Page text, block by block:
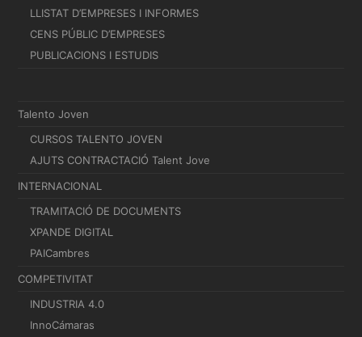
LLISTAT D’EMPRESES I INFORMES
CENS PÚBLIC D’EMPRESES
PUBLICACIONS I ESTUDIS
Talento Joven
CURSOS TALENTO JOVEN
AJUTS CONTRACTACIÓ Talent Jove
INTERNACIONAL
TRAMITACIÓ DE DOCUMENTS
XPANDE DIGITAL
PAICambres
COMPETIVITAT
INDUSTRIA 4.0
InnoCámaras